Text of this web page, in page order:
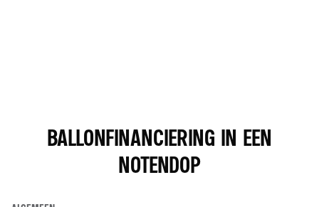
BALLONFINANCIERING IN EEN
NOTENDOP